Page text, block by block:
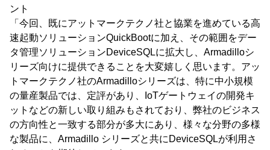
ント
「今回、既にアットマークテクノ社と協業を進めている高
速起動ソリューションQuickBootに加え、その範囲をデー
タ管理ソリューションDeviceSQLに拡大し、Armadilloシ
リーズ向けに提供できることを大変嬉しく思います。アッ
トマークテクノ社のArmadilloシリーズは、特に中小規模
の量産製品では、定評があり、IoTゲートウェイの開発キ
ットなどの新しい取り組みもされており、弊社のビジネス
の方向性と一致する部分が多大にあり、様々な分野の多様
な製品に、Armadillo シリーズと共にDeviceSQLが利用さ